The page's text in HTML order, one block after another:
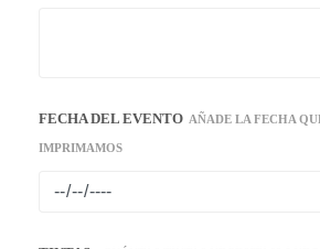
FECHA DEL EVENTO AÑADE LA FECHA
IMPRIMAMOS